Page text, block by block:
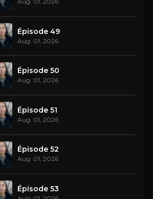
Épisode 49
Aug. 01, 2026
Épisode 50
Aug. 01, 2026
Épisode 51
Aug. 01, 2026
Épisode 52
Aug. 01, 2026
Épisode 53